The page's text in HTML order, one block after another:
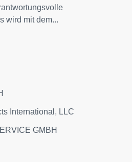
wird mit dem...
International, LLC
GMBH